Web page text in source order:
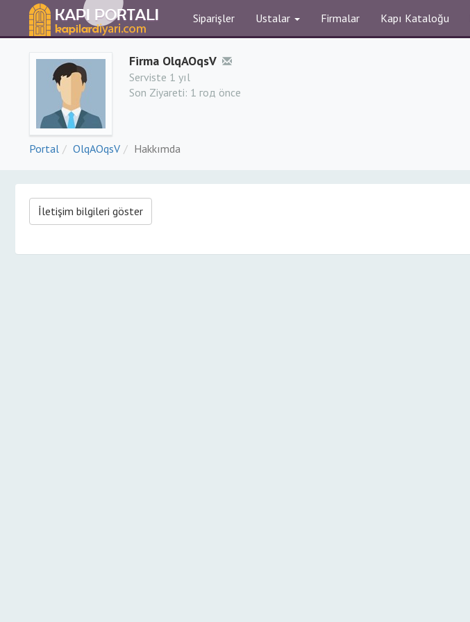
Siparişler Ustalar Firmalar Kapı Kataloğu
Firma OlqAOqsV
Serviste 1 yıl
Son Ziyareti: 1 год önce
Portal OlqAOqsV Hakkımda
İletişim bilgileri göster